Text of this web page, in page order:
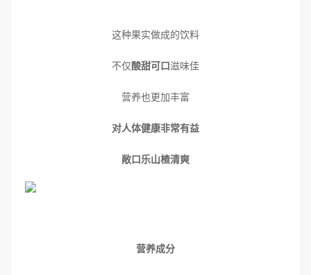
这种果实做成的饮料
不仅酸甜可口滋味佳
营养也更加丰富
对人体健康非常有益
敞口乐山楂清爽
营养成分